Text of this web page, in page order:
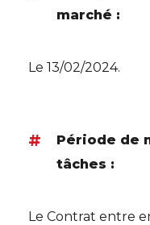
marché :
Le 13/02/2024.
Période de
tâches :
Le Contrat entre